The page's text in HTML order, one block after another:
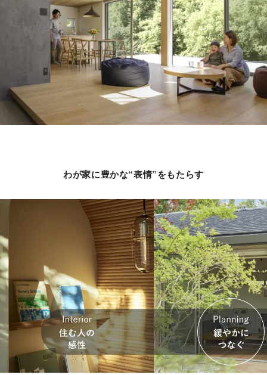
わが家に豊かな“表情”をもたらす